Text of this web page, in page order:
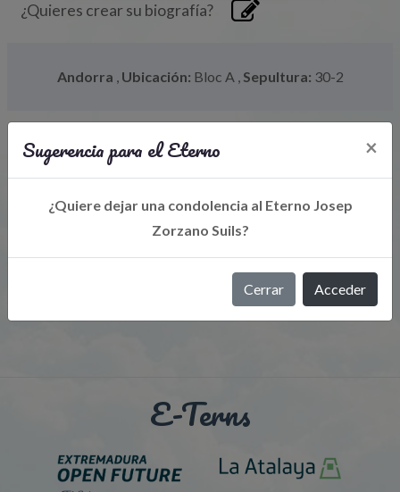
¿Quieres crear su biografía?
Andorra , Ubicación: Bloc A , Sepultura: 30-2
Libro de Eterno
Sugerencia para el Eterno ×
¿Quiere dejar una condolencia al Eterno Josep
Zorzano Suils?
Cerrar Acceder
E-Terns